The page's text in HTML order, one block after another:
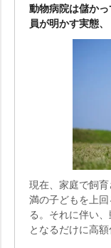
動物病院は儲か
員が明かす実態
現在、家庭で飼
満の子どもを上回
る。それに伴い
となるだけに高